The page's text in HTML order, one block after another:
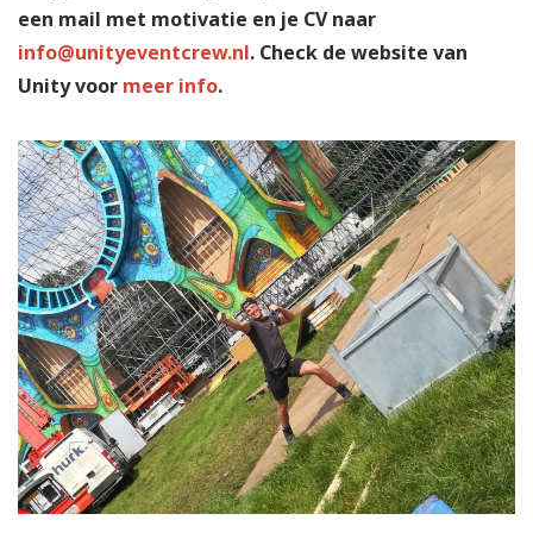
een mail met motivatie en je CV naar
info@unityeventcrew.nl. Check de website van
Unity voor meer info.